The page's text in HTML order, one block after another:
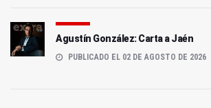
Agustín González: Carta a Jaén
PUBLICADO EL 02 DE AGOSTO DE 2026